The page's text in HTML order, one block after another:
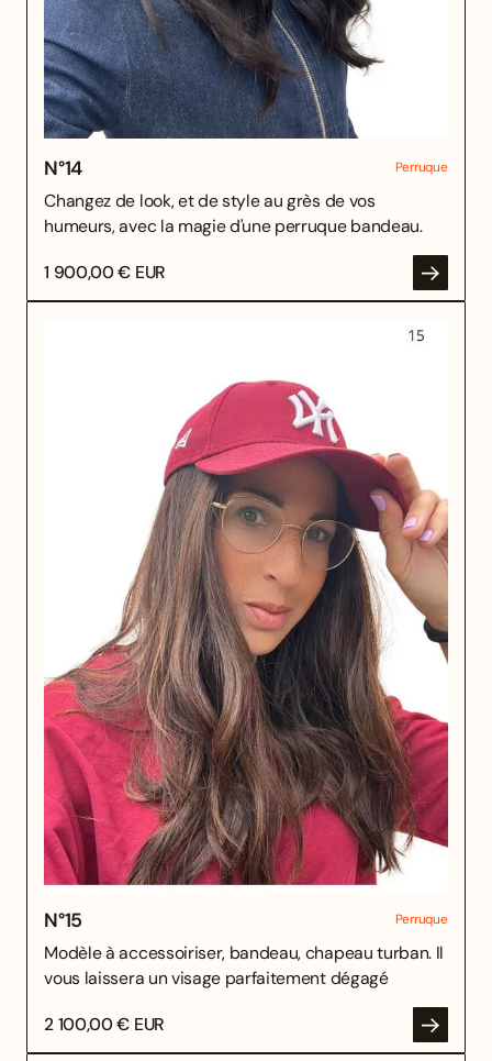
N°14 Perruque
Changez de look, et de style au grès de vos
humeurs, avec la magie d'une perruque bandeau.
1 900,00 € EUR
N°15 Perruque
Modèle à accessoiriser, bandeau, chapeau turban. Il
vous laissera un visage parfaitement dégagé
2 100,00 € EUR